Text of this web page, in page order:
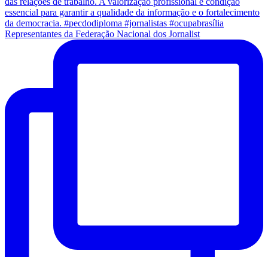
Representantes da Federação Nacional dos Jornalist